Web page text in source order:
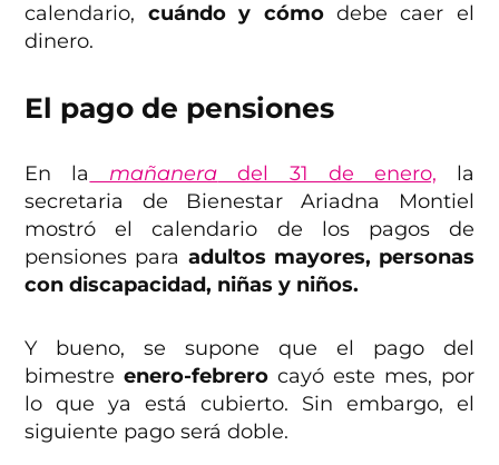
calendario, cuándo y cómodebe caer el
dinero.
El pago de pensiones
En la mañanera del 31 de enero, la
secretaria de Bienestar Ariadna Montiel
mostró el calendario de los pagos de
pensiones para adultos mayores, personas
con discapacidad, niñas y niños.
Y bueno, se supone que el pago del
bimestre enero-febrero cayó este mes, por
lo que ya está cubierto. Sin embargo, el
siguiente pago será doble.